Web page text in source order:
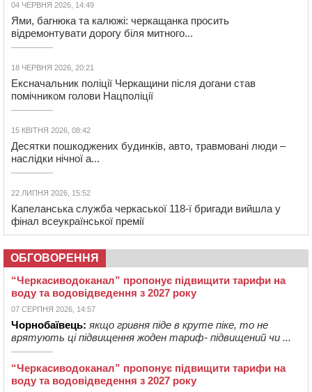
04 ЧЕРВНЯ 2026, 14:49
Ями, багнюка та калюжі: черкащанка просить
відремонтувати дорогу біля митного...
18 ЧЕРВНЯ 2026, 20:21
Ексначальник поліції Черкащини після догани став
помічником голови Нацполіції
15 КВІТНЯ 2026, 08:42
Десятки пошкоджених будинків, авто, травмовані люди –
наслідки нічної а...
22 ЛИПНЯ 2026, 15:52
Капеланська служба черкаської 118-ї бригади вийшла у
фінал всеукраїнської премії
ОБГОВОРЕННЯ
“Черкасиводоканал” пропонує підвищити тарифи на
воду та водовідведення з 2027 року
07 СЕРПНЯ 2026, 14:57
Чорнобаївець: якщо гривня піде в круте піке, то не
врятують ці підвищення жоден тариф- підвищений чи ...
“Черкасиводоканал” пропонує підвищити тарифи на
воду та водовідведення з 2027 року